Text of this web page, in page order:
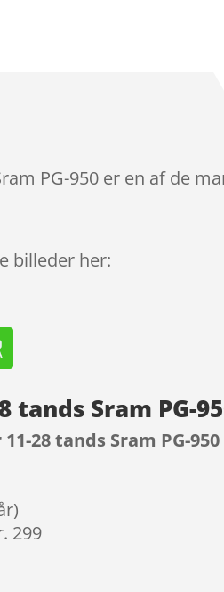
PG-950 er en af de
billeder her:
tands Sram PG-
28 tands Sram PG-950
299